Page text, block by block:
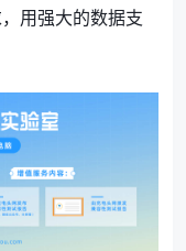
用强大的数据支